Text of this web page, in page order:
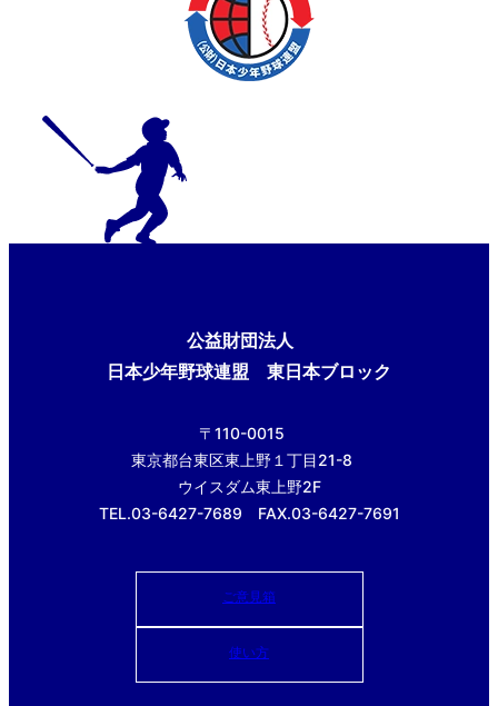
公益財団法人
日本少年野球連盟 東日本ブロック
〒110-0015
東京都台東区東上野１丁目21-8
ウイスダム東上野2F
TEL.03-6427-7689 FAX.03-6427-7691
ご意見箱
使い方